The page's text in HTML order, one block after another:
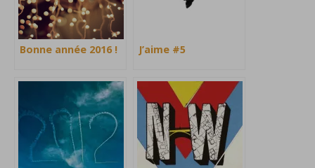
Bonne année 2016 ! J’aime #5